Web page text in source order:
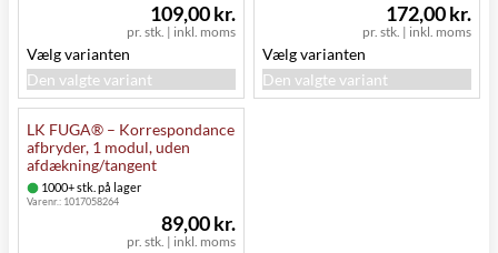
pr. stk. | inkl. moms
109,00 kr.
Vælg varianten
Den valgte variant
pr. stk. | inkl. moms
172,00 kr.
Vælg varianten
Den valgte variant
LK FUGA® – Korrespondance
afbryder, 1 modul, uden
afdækning/tangent
1000+ stk. på lager
Varenr.: 1017058264
pr. stk. | inkl. moms
89,00 kr.